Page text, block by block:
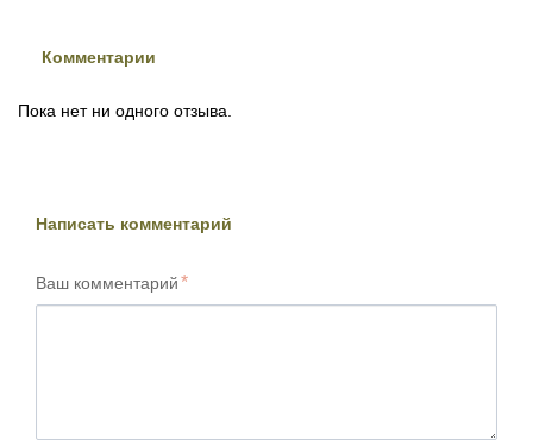
Комментарии
Пока нет ни одного отзыва.
Написать комментарий
Ваш комментарий